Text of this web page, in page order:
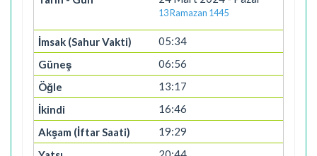
13 Ramazan 1445
05:34
06:56
13:17
16:46
19:29